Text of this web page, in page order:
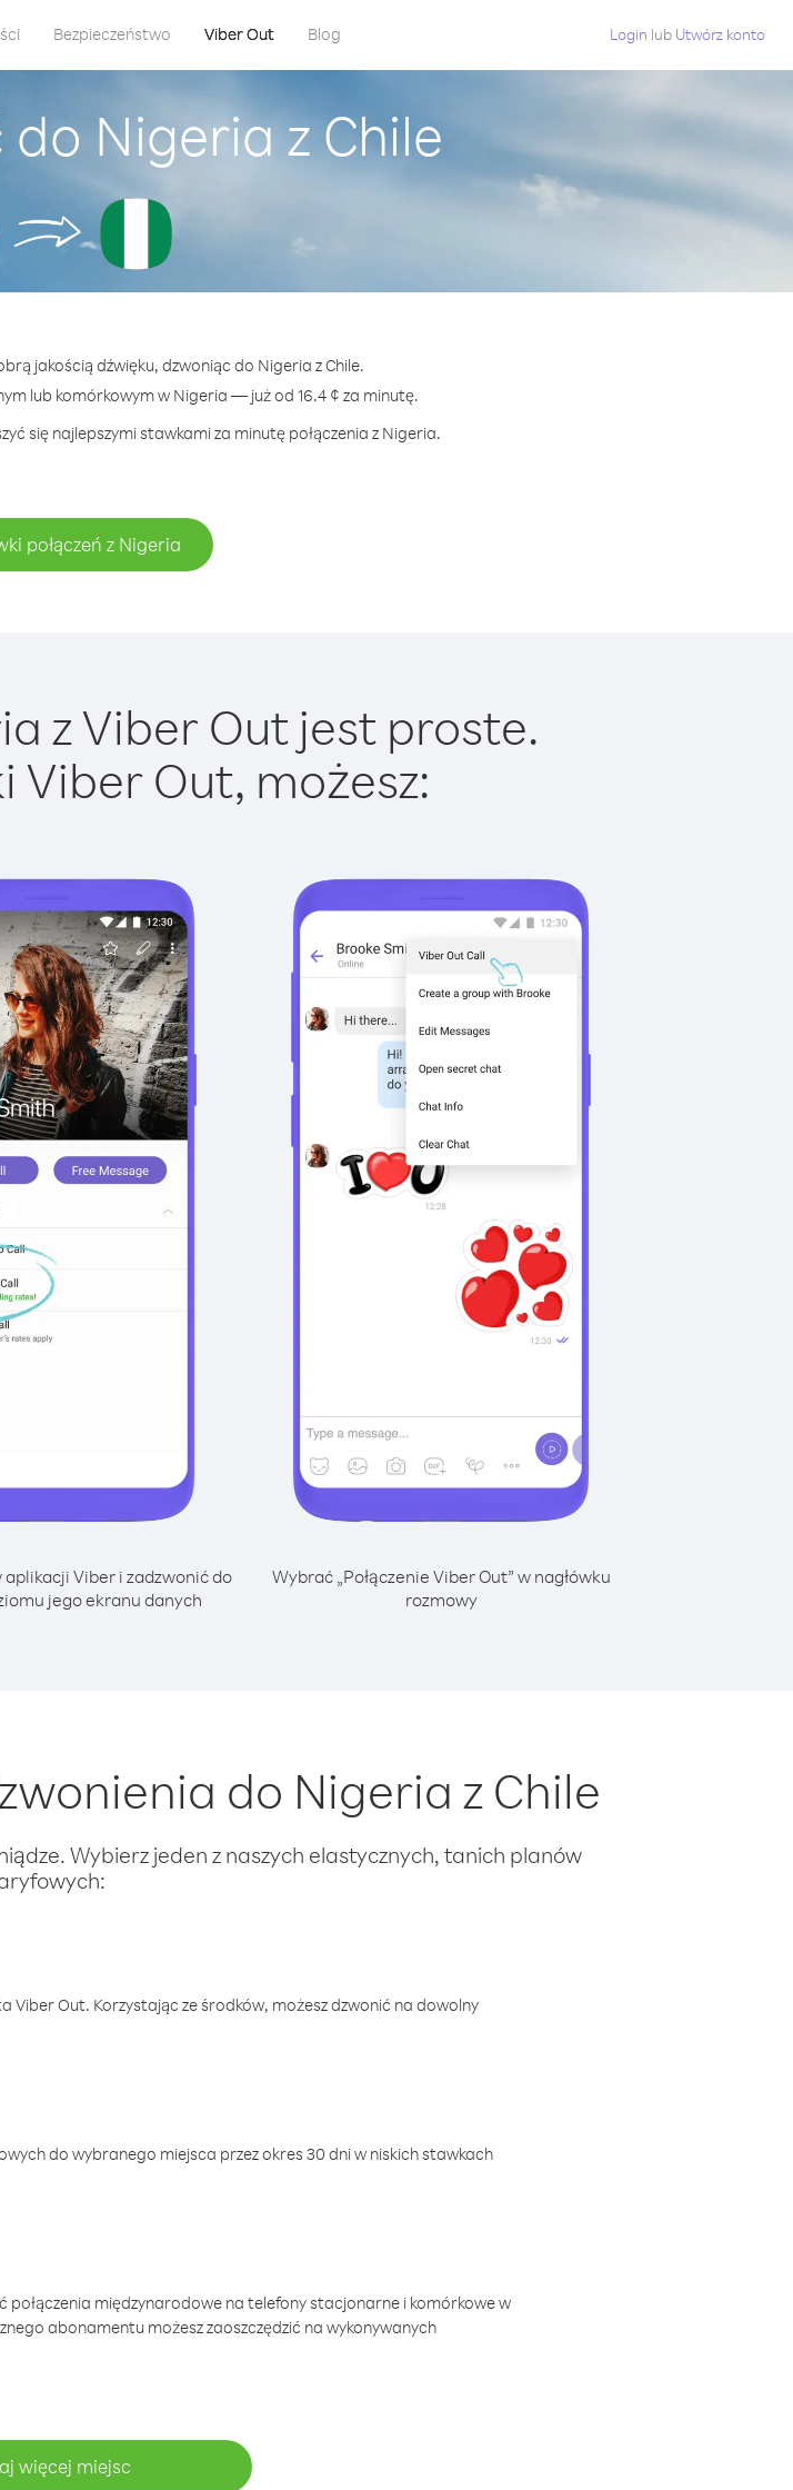
Bezpieczeństwo Viber Out Blog Login lub Utwórz konto
Nigeria z Chile
jakością dźwięku, dzwoniąc do Nigeria z Chile.
lub komórkowym w Nigeria — już od 16.4 ¢ za minutę.
się najlepszymi stawkami za minutę połączenia z Nigeria.
połączeń z Nigeria
z Viber Out jest proste.
Viber Out, możesz:
Viber i zadzwonić do
jego ekranu danych
Wybrać „Połączenie Viber Out” w nagłówku
rozmowy
do Nigeria z Chile
Wybierz jeden z naszych elastycznych, tanich planów
Out. Korzystając ze środków, możesz dzwonić na dowolny
do wybranego miejsca przez okres 30 dni w niskich stawkach
międzynarodowe na telefony stacjonarne i komórkowe w
abonamentu możesz zaoszczędzić na wykonywanych
więcej miejsc